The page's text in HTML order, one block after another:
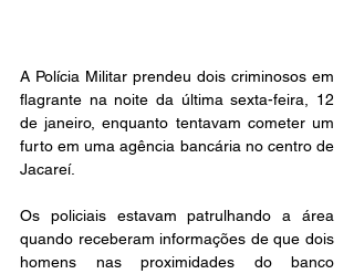
A Polícia Militar prendeu dois criminosos em
flagrante na noite da última sexta-feira, 12
de janeiro, enquanto tentavam cometer um
furto em uma agência bancária no centro de
Jacareí.
Os policiais estavam patrulhando a área
quando receberam informações de que dois
homens nas proximidades do banco